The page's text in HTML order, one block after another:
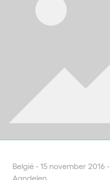
België - 15 november 2016 -
Aandelen